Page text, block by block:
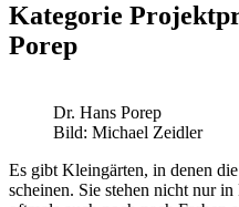
Kategorie
Porep
Dr. Hans Porep
Bild: Michael Zeidler
Es gibt Kleingärten, in denen
scheinen. Sie stehen nicht nur